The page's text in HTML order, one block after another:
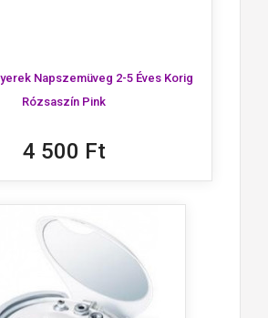
Napszemüveg 2-5 Éves Korig
Rózsaszín Pink
4 500 Ft